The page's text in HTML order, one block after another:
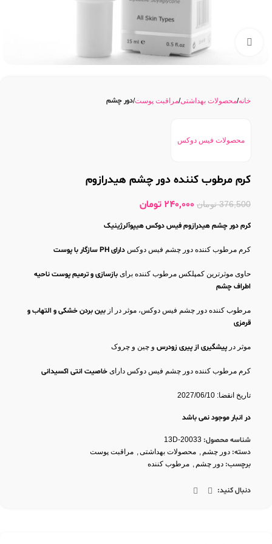
بزرگنمایی تصویر
خانه محصولات بهداشتی مراقبت پوست دور چشم
محصولات فیس دوکس
کرم مرطوب کننده دور چشم هیدرازوم
376,500 تومان 240,000 تومان
کرم دور چشم هیدرازوم فیس دوکس هیپوآلرژینیک
کرم مرطوب کننده دور چشم فیس دوکس دارای PH سازگار با پوست
حاوی موثرترین کمپلکس مرطوب کننده برای بازسازی و ترمیم پوست ناحیه
اطراف چشم
مرطوب کننده دور چشم فیس دوکس، موثر در از بین بردن خشکی و التهاب و
قرمزی
موثر در پیشگیری از پیری زودرس و چین و چروک
کرم مرطوب کننده دور چشم فیس دوکس دارای خاصیت انتی اکسیدانی
تاریخ انقضا: 2027/06/10
در انبار موجود نمی باشد
شناسه محصول: 13D-20033
دسته: دور چشم , محصولات بهداشتی, مراقبت پوست
برچسب: دور چشم , مرطوب کننده
دنبال کنید: